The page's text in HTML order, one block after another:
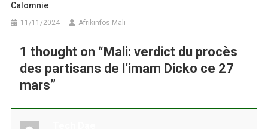
Calomnie
11/11/2024 Afrikinfos-Mali
1 thought on “ Mali: verdict du procès
des partisans de l’imam Dicko ce 27
mars”